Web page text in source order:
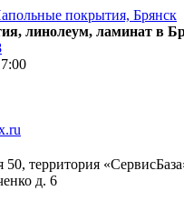
линолеум, ламинат в
территория
д. 6